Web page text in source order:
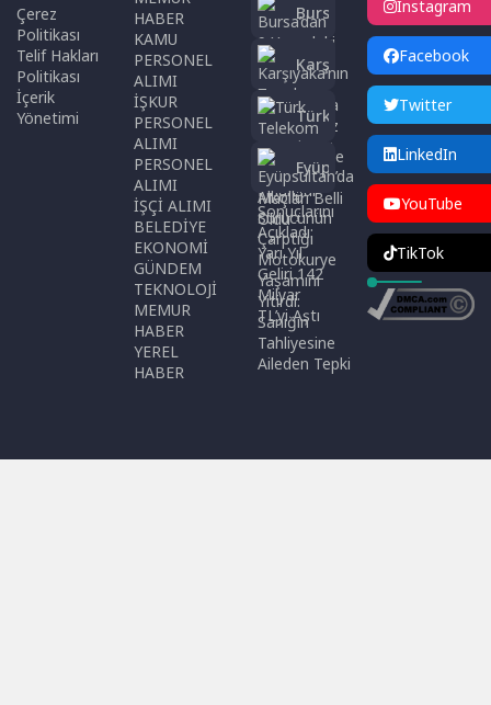
Çerez
Politikası
Telif Hakları
Politikası
İçerik
Yönetimi
HABER
KAMU
PERSONEL
ALIMI
İŞKUR
PERSONEL
ALIMI
PERSONEL
ALIMI
İŞÇİ ALIMI
BELEDİYE
EKONOMİ
GÜNDEM
TEKNOLOJİ
MEMUR
HABER
YEREL
HABER
Bursa’dan 9
Yaşındaki
Ömer
Asaf’tan
Singapur’da
Çifte Bronz
Madalya
Karşıyaka’nın
Topuk
Yaylası Kamp
Programı ve
Hazırlık
Maçları Belli
Oldu
Türk
Telekom
2026 İkinci
Çeyrek
Finansal
Sonuçlarını
Açıkladı:
Yarı Yıl
Geliri 142
Milyar TL’yi
Aştı
Eyüpsultan’da
Alkollü
Sürücünün
Çarptığı
Motokurye
Yaşamını
Yitirdi:
Sanığın
Tahliyesine
Aileden Tepki
Instagram
Facebook
Twitter
LinkedIn
YouTube
TikTok